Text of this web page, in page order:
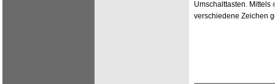
Umschalttasten. Mittels
verschiedene Zeichen